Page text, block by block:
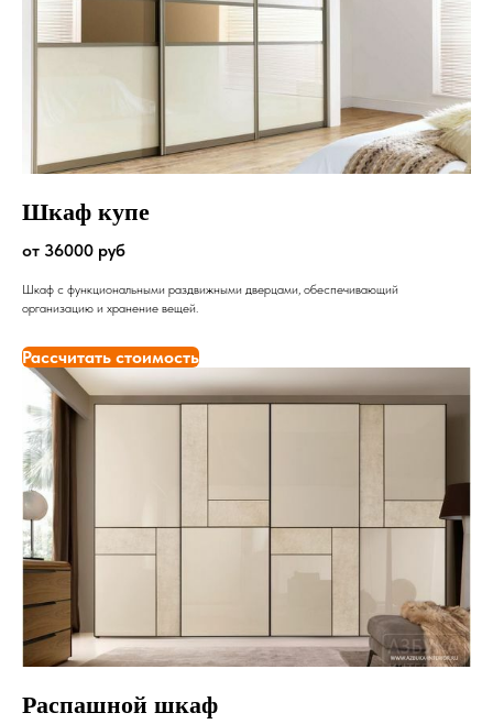
Шкаф купе
от 36000 руб
Шкаф с функциональными раздвижными дверцами, обеспечивающий
организацию и хранение вещей.
Рассчитать стоимость
Распашной шкаф